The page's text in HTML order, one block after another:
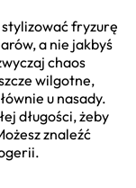
fryzurę
a nie jakbyś
chaos
wilgotne,
u nasady.
długości, żeby
znaleźć